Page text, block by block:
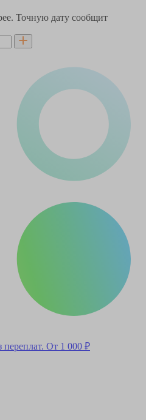
Точную дату сообщит
переплат. От 1 000 ₽